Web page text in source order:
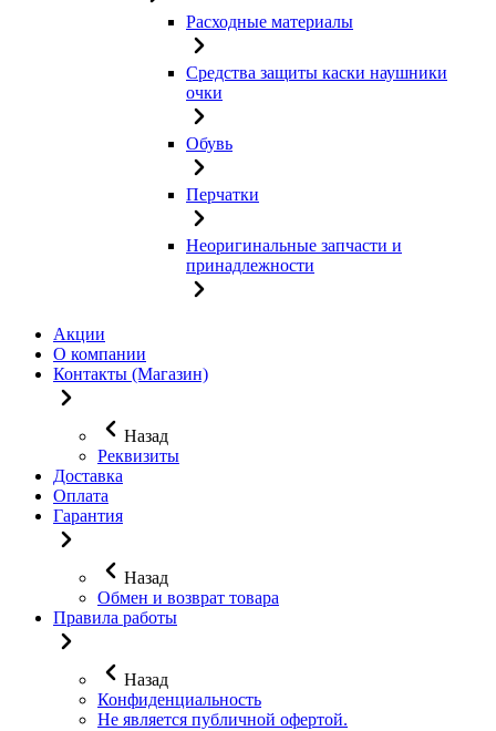
Расходные материалы
Средства защиты каски наушники
очки
Обувь
Перчатки
Неоригинальные запчасти и
принадлежности
Акции
О компании
Контакты (Магазин)
Назад
Реквизиты
Доставка
Оплата
Гарантия
Назад
Обмен и возврат товара
Правила работы
Назад
Конфиденциальность
Не является публичной офертой.